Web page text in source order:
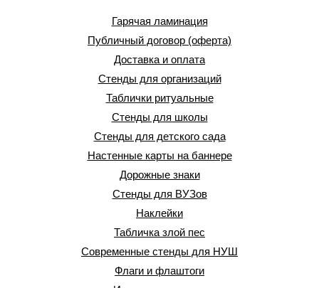
Гарячая ламинация
Публичный договор (оферта)
Доставка и оплата
Стенды для организаций
Таблички ритуальные
Стенды для школы
Стенды для детского сада
Настенные карты на баннере
Дорожные знаки
Стенды для ВУЗов
Наклейки
Табличка злой пес
Современные стенды для НУШ
Флаги и флаштоги